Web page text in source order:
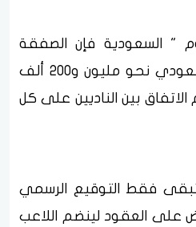
" السعودية فإن الصفقة
سوف تكلف الرياض السعودي نحو مليون و200 ألف
بين الناديين على كل
فقط التوقيع الرسمي
على العقود لينضم اللاعب